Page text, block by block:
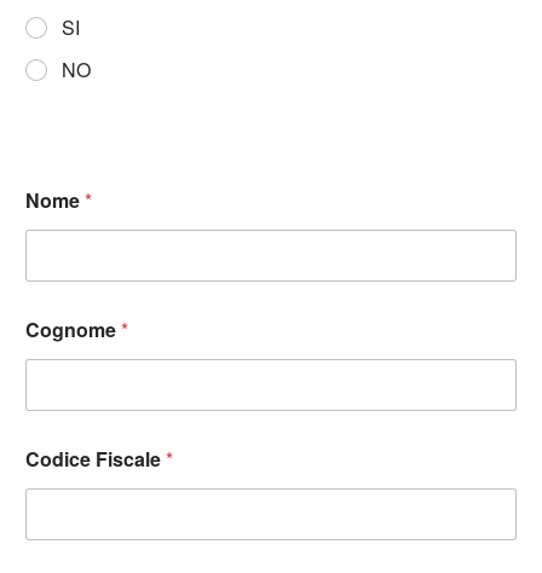
SI
NO
Nome*
Cognome*
Codice Fiscale*